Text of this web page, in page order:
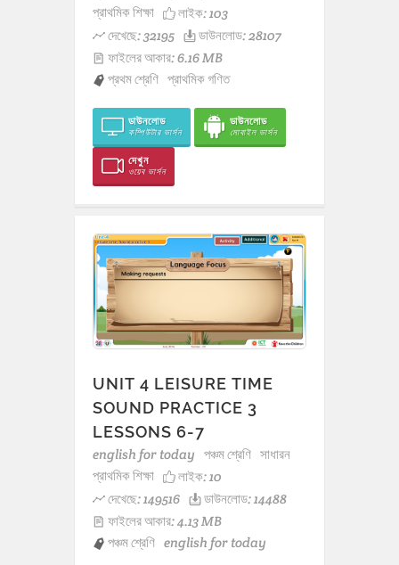
প্রাথমিক শিক্ষা
লাইক:103
দেখেছে: 32195
ডাউনলোড: 28107
ফাইলের আকার: 6.16 MB
প্রথম শ্রেণি প্রাথমিক গণিত
ডাউনলোড
কম্পিউটার ভার্সন
ডাউনলোড
মোবাইল ভার্সন
দেখুন
ওয়েব ভার্সন
UNIT 4 LEISURE TIME
SOUND PRACTICE 3
LESSONS 6-7
english for today পঞ্চম শ্রেণি সাধারন
প্রাথমিক শিক্ষা
লাইক:10
দেখেছে: 149516
ডাউনলোড: 14488
ফাইলের আকার: 4.13 MB
পঞ্চম শ্রেণি english for today